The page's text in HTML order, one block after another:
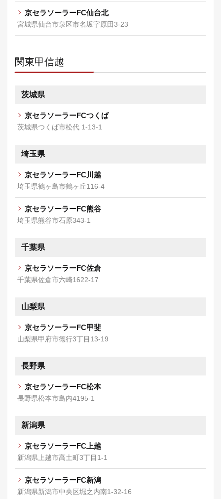
京セラソーラーFC仙台北
宮城県仙台市泉区市名坂字原田3-23
関東甲信越
茨城県
京セラソーラーFCつくば
茨城県つくば市松代 1‐13‐1
埼玉県
京セラソーラーFC川越
埼玉県鶴ヶ島市鶴ヶ丘116-4
京セラソーラーFC熊谷
埼玉県熊谷市石原343-1
千葉県
京セラソーラーFC佐倉
千葉県佐倉市六崎1622-17
山梨県
京セラソーラーFC甲斐
山梨県甲府市徳行3丁目13-19
長野県
京セラソーラーFC松本
長野県松本市島内4195-1
新潟県
京セラソーラーFC上越
新潟県上越市高土町3丁目1-1
京セラソーラーFC新潟
新潟県新潟市中央区堀之内南1-32-16